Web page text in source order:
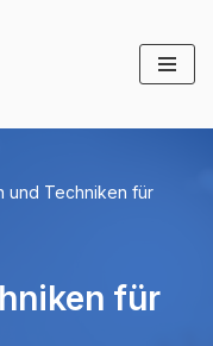
und Techniken für
für